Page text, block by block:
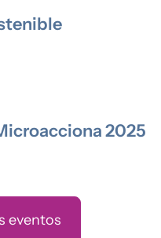
2025
eventos